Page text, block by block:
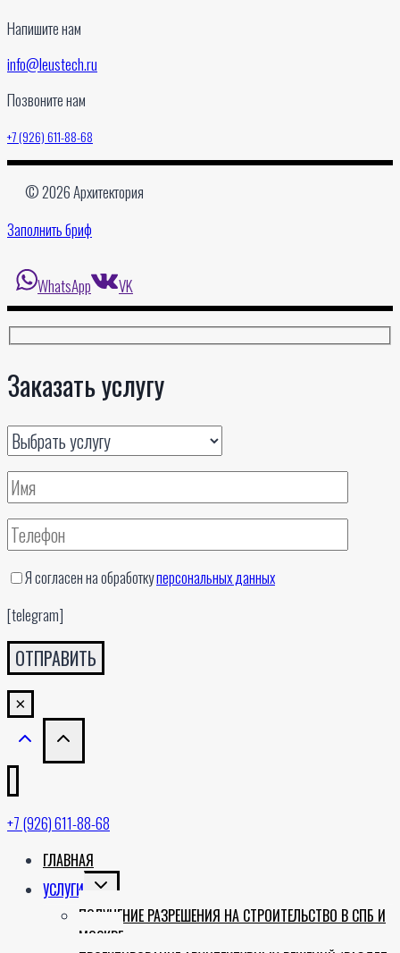
Напишите нам
info@leustech.ru
Позвоните нам
+7 (926) 611-88-68
© 2026 Архитектория
Заполнить бриф
WhatsApp VK
Заказать услугу
Я согласен на обработкуперсональных данных
[telegram]
×
+7 (926) 611-88-68
ГЛАВНАЯ
УСЛУГИ TOGGLE
MENU
ПОЛУЧЕНИЕ РАЗРЕШЕНИЯ НА СТРОИТЕЛЬСТВО В СПБ И
МОСКВЕ